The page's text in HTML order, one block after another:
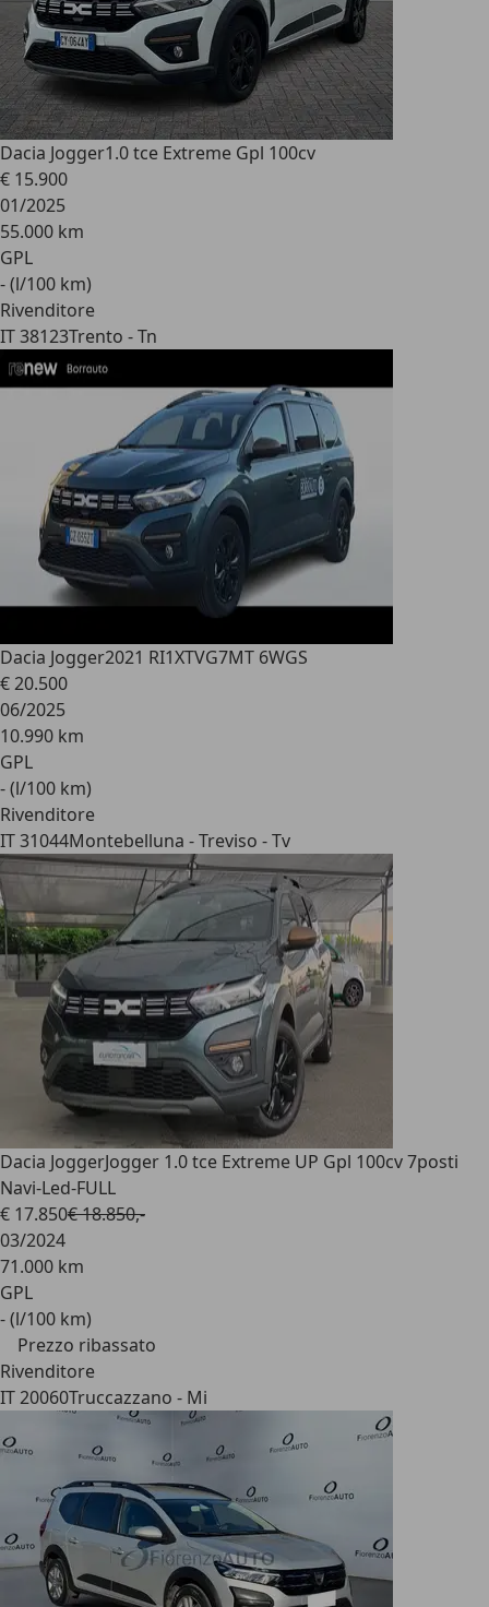
Dacia Jogger1.0 tce Extreme Gpl 100cv
€ 15.900
01/2025
55.000 km
GPL
- (l/100 km)
Rivenditore
IT 38123Trento - Tn
Dacia Jogger2021 RI1XTVG7MT 6WGS
€ 20.500
06/2025
10.990 km
GPL
- (l/100 km)
Rivenditore
IT 31044Montebelluna - Treviso - Tv
Dacia JoggerJogger 1.0 tce Extreme UP Gpl 100cv 7posti
Navi-Led-FULL
€ 17.850€ 18.850,-
03/2024
71.000 km
GPL
- (l/100 km)
Prezzo ribassato
Rivenditore
IT 20060Truccazzano - Mi